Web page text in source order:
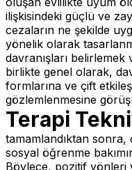
ilişkisindeki güçlü ve
cezaların ne şekilde
yönelik olarak
davranışları belirlemek
birlikte genel olarak,
formlarına ve çift
gözlemlenmesine
Terapi
tamamlandıktan sonra,
sosyal öğrenme
Böylece, pozitif yönleri